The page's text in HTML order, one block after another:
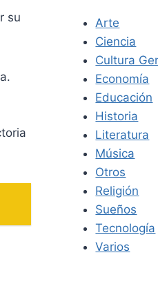
su
Arte
Ciencia
Cultura
Economía
Educación
Historia
Literatura
Música
Otros
Religión
Sueños
Tecnología
Varios